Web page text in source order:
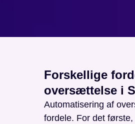
Forskellige
oversættelse i
Automatisering af
fordele. For det